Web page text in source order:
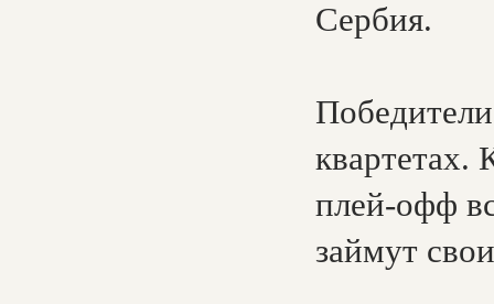
Сербия.
квартетах.
плей-офф
займут